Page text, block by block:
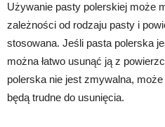
Używanie pasty polerskiej może
zależności od rodzaju pasty i
stosowana. Jeśli pasta polerska
można łatwo usunąć ją z
polerska nie jest zmywalna,
będą trudne do usunięcia.